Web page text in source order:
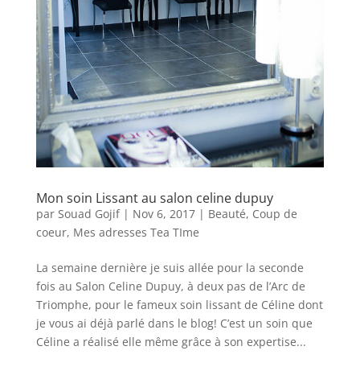
Mon soin Lissant au salon celine dupuy
par Souad Gojif| Nov 6, 2017| Beauté, Coup de
coeur, Mes adresses Tea TIme
La semaine dernière je suis allée pour la seconde
fois au Salon Celine Dupuy, à deux pas de l’Arc de
Triomphe, pour le fameux soin lissant de Céline dont
je vous ai déjà parlé dans le blog! C’est un soin que
Céline a réalisé elle même grâce à son expertise...